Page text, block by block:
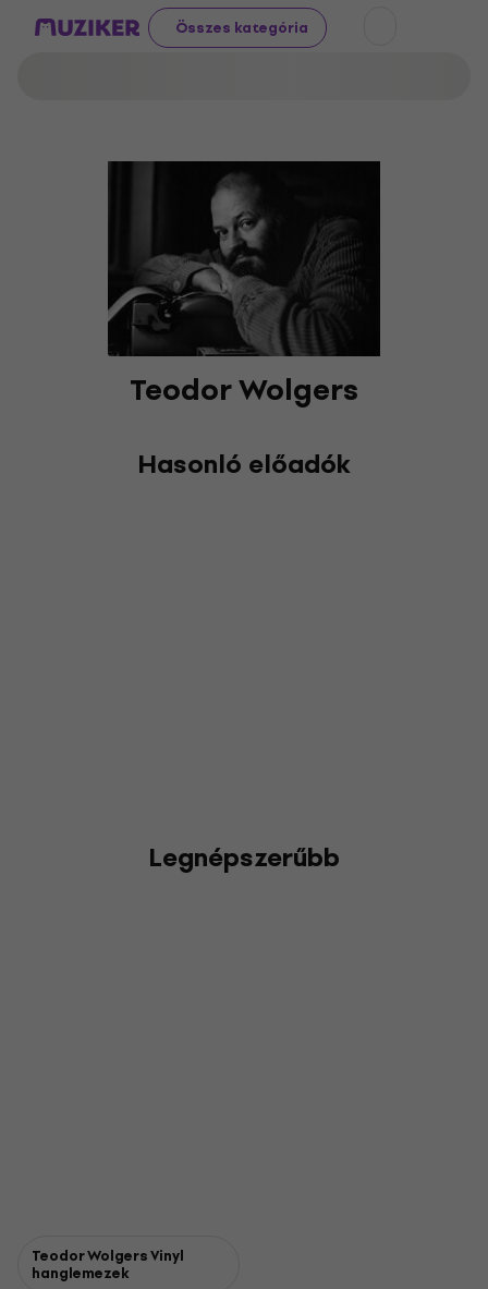
Összes kategória
Teodor Wolgers
Hasonló előadók
Legnépszerűbb
Teodor Wolgers Vinyl
hanglemezek